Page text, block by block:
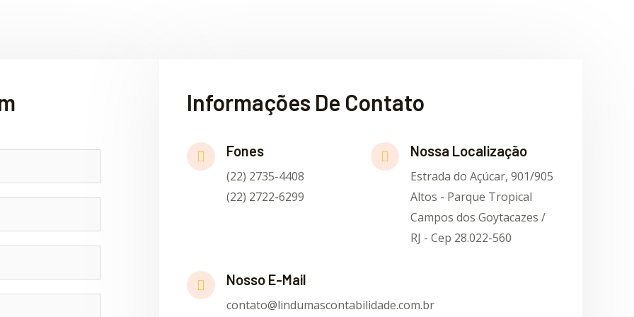
Informações De Contato
Fones
(22) 2735-4408
(22) 2722-6299
Nosso E-Mail
contato@lindumascontabilidade.com.br
Nossa Localização
Estrada do Açúcar, 901/905
Altos - Parque Tropical
Campos dos Goytacazes /
RJ - Cep 28.022-560